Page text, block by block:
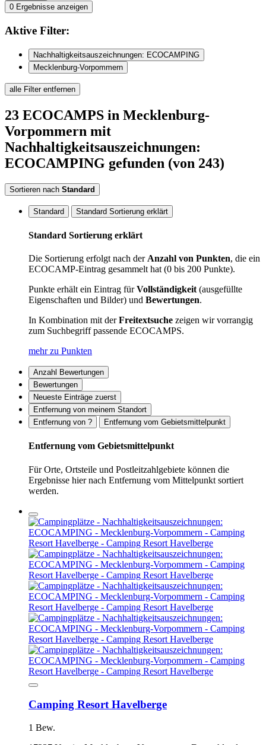
0 Ergebnisse anzeigen
Aktive Filter:
Nachhaltigkeitsauszeichnungen: ECOCAMPING
Mecklenburg-Vorpommern
alle Filter entfernen
23 ECOCAMPS in Mecklenburg-
Vorpommern mit
Nachhaltigkeitsauszeichnungen:
ECOCAMPING gefunden (von 243)
Sortieren nach Standard
Standard Standard Sortierung erklärt
Standard Sortierung erklärt
Die Sortierung erfolgt nach der Anzahl von Punkten, die ein
ECOCAMP-Eintrag gesammelt hat (0 bis 200 Punkte).
Punkte erhält ein Eintrag fürVollständigkeit (ausgefüllte
Eigenschaften und Bilder) und Bewertungen.
In Kombination mit derFreitextsuche zeigen wir vorrangig
zum Suchbegriff passende ECOCAMPS.
mehr zu Punkten
Anzahl Bewertungen
Bewertungen
Neueste Einträge zuerst
Entfernung von meinem Standort
Entfernung von ?
Entfernung vom Gebietsmittelpunkt
Entfernung vom Gebietsmittelpunkt
Für Orte, Ortsteile und Postleitzahlgebiete können die
Ergebnisse hier nach Entfernung vom Mittelpunkt sortiert
werden.
Camping Resort Havelberge
1 Bew.